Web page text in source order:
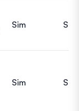
Sim Sim
Sim Sim